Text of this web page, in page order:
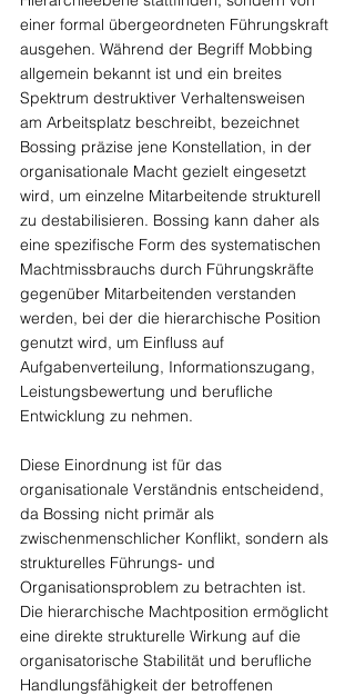
einer formal übergeordneten Führungskraft
ausgehen. Während der Begriff Mobbing
allgemein bekannt ist und ein breites
Spektrum destruktiver Verhaltensweisen
am Arbeitsplatz beschreibt, bezeichnet
Bossing präzise jene Konstellation, in der
organisationale Macht gezielt eingesetzt
wird, um einzelne Mitarbeitende strukturell
zu destabilisieren. Bossing kann daher als
eine spezifische Form des systematischen
Machtmissbrauchs durch Führungskräfte
gegenüber Mitarbeitenden verstanden
werden, bei der die hierarchische Position
genutzt wird, um Einfluss auf
Aufgabenverteilung, Informationszugang,
Leistungsbewertung und berufliche
Entwicklung zu nehmen.
Diese Einordnung ist für das
organisationale Verständnis entscheidend,
da Bossing nicht primär als
zwischenmenschlicher Konflikt, sondern als
strukturelles Führungs- und
Organisationsproblem zu betrachten ist.
Die hierarchische Machtposition ermöglicht
eine direkte strukturelle Wirkung auf die
organisatorische Stabilität und berufliche
Handlungsfähigkeit der betroffenen